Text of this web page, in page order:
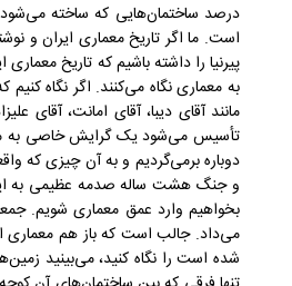
درصد ساختمان‌هایی که ساخته می‌شود
است. ما اگر تاریخ معماری ایران و
پیرنیا را داشته باشیم که تاریخ
به معماری نگاه می‌کنند. اگر نگاه
مانند آقای دیبا، آقای امانت، آقای
تأسیس می‌شود یک گرایش خاصی به
دوباره برمی‌گردیم و به آن چیزی که
و جنگ هشت ساله صدمه عظیمی به
بخواهیم وارد عمق معماری شویم.
می‌داد. جالب است که باز هم معماری
شده‌ است را نگاه کنید، می‌بینید